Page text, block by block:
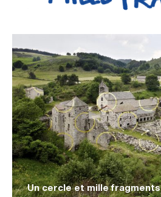
Un cercle et mille fragments